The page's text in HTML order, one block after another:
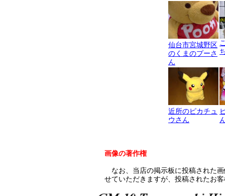
仙台市宮城野区
のくまのプーさ
ん
近所のピカチュ
ウさん
画像の著作権
なお、当店の掲示板に投稿された
せていただきますが、投稿されたお